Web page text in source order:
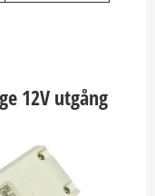
12V utgång